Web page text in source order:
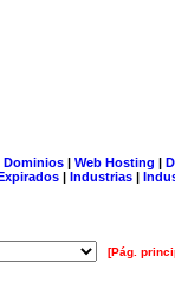
Dominios| Web Hosting |
| Industrias |
[Pág.